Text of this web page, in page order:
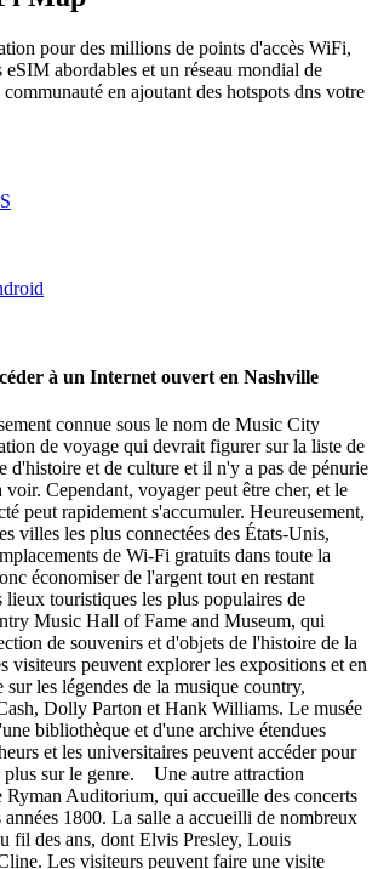
pour des millions de points d'accès WiFi,
eSIM abordables et un réseau mondial de
en ajoutant des hotspots dns votre
à un Internet ouvert en Nashville
connue sous le nom de Music City
de voyage qui devrait figurer sur la liste de
d'histoire et de culture et il n'y a pas de pénurie
voir. Cependant, voyager peut être cher, et le
peut rapidement s'accumuler. Heureusement,
villes les plus connectées des États-Unis,
de Wi-Fi gratuits dans toute la
économiser de l'argent tout en restant
touristiques les plus populaires de
Music Hall of Fame and Museum, qui
de souvenirs et d'objets de l'histoire de la
visiteurs peuvent explorer les expositions et en
sur les légendes de la musique country,
Dolly Parton et Hank Williams. Le musée
bibliothèque et d'une archive étendues
et les universitaires peuvent accéder pour
plus sur le genre. Une autre attraction
Ryman Auditorium, qui accueille des concerts
1800. La salle a accueilli de nombreux
fil des ans, dont Elvis Presley, Louis
Les visiteurs peuvent faire une visite